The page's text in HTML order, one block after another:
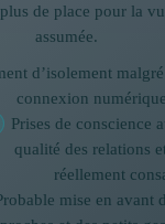
de place pour la
assumée.
d’isolement
connexion
Prises de conscience
qualité des relations
réellement
mise en avant